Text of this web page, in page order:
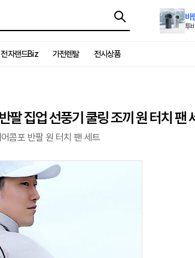
바
투
전자랜드Biz 가전렌탈 전시상품
팔 집업 선풍기 쿨링 조끼 원 터치 팬
콤포 반팔 원 터치 팬 세트